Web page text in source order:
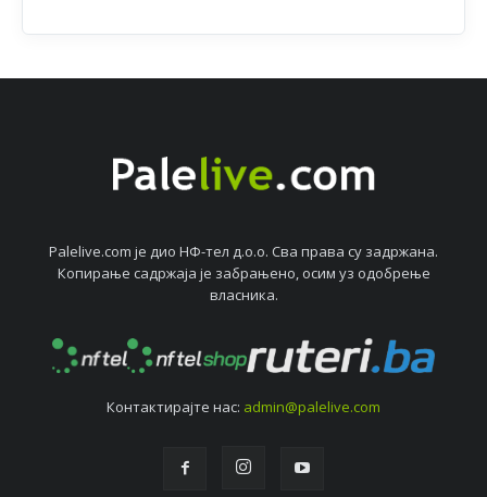
Palelive.com јe дио НФ-тeл д.о.о. Сва права су задржана.
Копирањe садржаја јe забрањeно, осим уз одобрeњe
власника.
Контактирајтe нас: admin@palelive.com